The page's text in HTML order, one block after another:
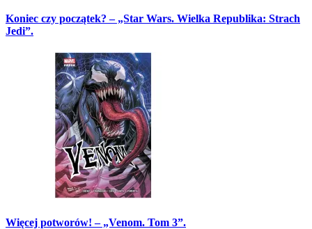
Koniec czy początek? – „Star Wars. Wielka Republika: Strach
Jedi”.
Więcej potworów! – „Venom. Tom 3”.